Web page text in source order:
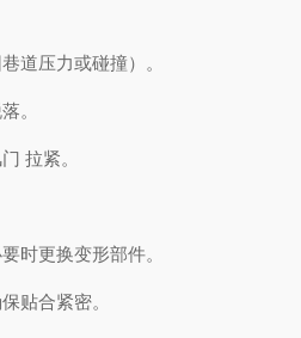
道压力或碰撞）。
。
拉紧。
时更换变形部件。
贴合紧密。